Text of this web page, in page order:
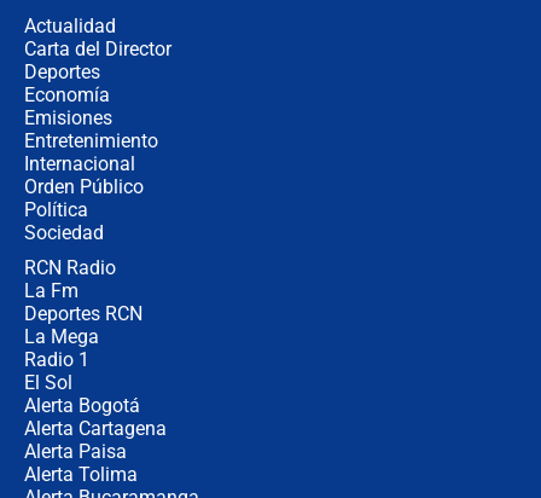
Actualidad
Carta del Director
Deportes
Economía
Emisiones
Entretenimiento
Internacional
Orden Público
Política
Sociedad
RCN Radio
La Fm
Deportes RCN
La Mega
Radio 1
El Sol
Alerta Bogotá
Alerta Cartagena
Alerta Paisa
Alerta Tolima